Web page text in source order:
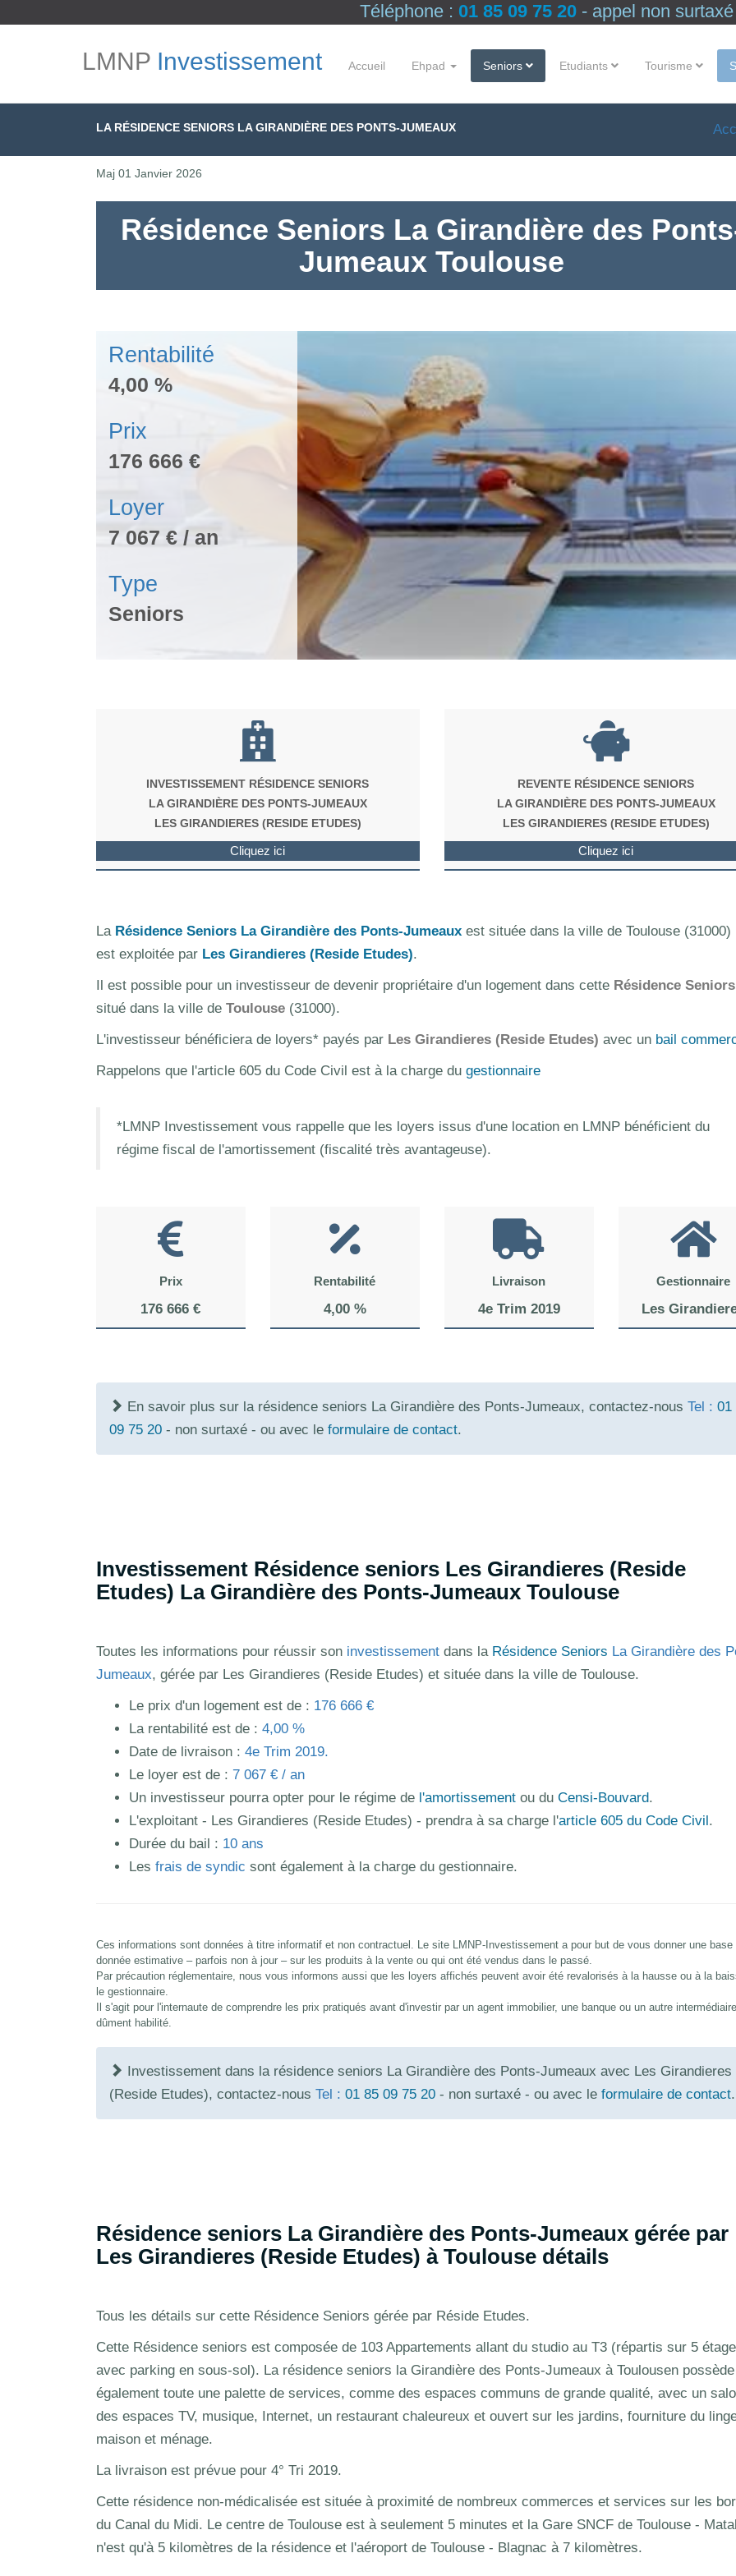
Téléphone : 01 85 09 75 20 - appel non
LMNPInvestissement Accueil Ehpad Seniors Etudiants Tourisme
LA RÉSIDENCE SENIORS LA GIRANDIÈRE DES PONTS-JUMEAUX
Maj 01 Janvier 2026
Résidence Seniors La Girandière des
Jumeaux Toulouse
Rentabilité
4,00 %
Prix
176 666 €
Loyer
7 067 € / an
Type
Seniors
INVESTISSEMENT RÉSIDENCE SENIORS
LA GIRANDIÈRE DES PONTS-JUMEAUX
LES GIRANDIERES (RESIDE ETUDES)
Cliquez ici
REVENTE RÉSIDENCE SENIORS
LA GIRANDIÈRE DES PONTS-JUMEAUX
LES GIRANDIERES (RESIDE ETUDES)
Cliquez ici
La Résidence Seniors La Girandière des Ponts-Jumeaux est située dans la ville de Toulouse (31000)
est exploitée par Les Girandieres (Reside Etudes).
Il est possible pour un investisseur de devenir propriétaire d'un logement dans cette Résidence Seniors
situé dans la ville de Toulouse (31000).
L'investisseur bénéficiera de loyers* payés par Les Girandieres (Reside Etudes) avec un bail
Rappelons que l'article 605 du Code Civil est à la charge du gestionnaire
*LMNP Investissement vous rappelle que les loyers issus d'une location en LMNP bénéficient du
régime fiscal de l'amortissement (fiscalité très avantageuse).
Prix
176 666 €
Rentabilité
4,00 %
Livraison
4e Trim 2019
Gestionnaire
Les
En savoir plus sur la résidence seniors La Girandière des Ponts-Jumeaux, contactez-nous Tel : 01
09 75 20 - non surtaxé - ou avec le formulaire de contact.
Investissement Résidence seniors Les Girandieres (Reside
Etudes) La Girandière des Ponts-Jumeaux Toulouse
Toutes les informations pour réussir son investissement dans la Résidence Seniors La Girandière des
Jumeaux, gérée par Les Girandieres (Reside Etudes) et située dans la ville de Toulouse.
Le prix d'un logement est de : 176 666 €
La rentabilité est de : 4,00 %
Date de livraison : 4e Trim 2019.
Le loyer est de : 7 067 € / an
Un investisseur pourra opter pour le régime de l'amortissement ou du Censi-Bouvard.
L'exploitant - Les Girandieres (Reside Etudes) - prendra à sa charge l'article 605 du Code Civil.
Durée du bail : 10 ans
Les frais de syndic sont également à la charge du gestionnaire.
Ces informations sont données à titre informatif et non contractuel. Le site LMNP-Investissement a pour but de vous donner une base
donnée estimative – parfois non à jour – sur les produits à la vente ou qui ont été vendus dans le passé.
Par précaution réglementaire, nous vous informons aussi que les loyers affichés peuvent avoir été revalorisés à la hausse ou à la
le gestionnaire.
Il s'agit pour l'internaute de comprendre les prix pratiqués avant d'investir par un agent immobilier, une banque ou un autre intermédiaire
dûment habilité.
Investissement dans la résidence seniors La Girandière des Ponts-Jumeaux avec Les Girandieres
(Reside Etudes), contactez-nous Tel : 01 85 09 75 20 - non surtaxé - ou avec le formulaire de contact.
Résidence seniors La Girandière des Ponts-Jumeaux gérée par
Les Girandieres (Reside Etudes) à Toulouse détails
Tous les détails sur cette Résidence Seniors gérée par Réside Etudes.
Cette Résidence seniors est composée de 103 Appartements allant du studio au T3 (répartis sur 5
avec parking en sous-sol). La résidence seniors la Girandière des Ponts-Jumeaux à Toulousen possède
également toute une palette de services, comme des espaces communs de grande qualité, avec un
des espaces TV, musique, Internet, un restaurant chaleureux et ouvert sur les jardins, fourniture du
maison et ménage.
La livraison est prévue pour 4° Tri 2019.
Cette résidence non-médicalisée est située à proximité de nombreux commerces et services sur les
du Canal du Midi. Le centre de Toulouse est à seulement 5 minutes et la Gare SNCF de Toulouse -
n'est qu'à 5 kilomètres de la résidence et l'aéroport de Toulouse - Blagnac à 7 kilomètres.